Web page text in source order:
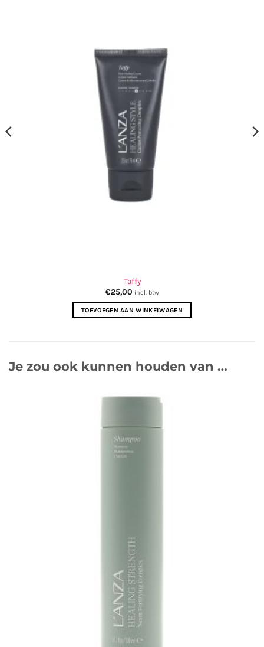
Taffy
€25,00 incl. btw
TOEVOEGEN AAN WINKELWAGEN
Je zou ook kunnen houden van …